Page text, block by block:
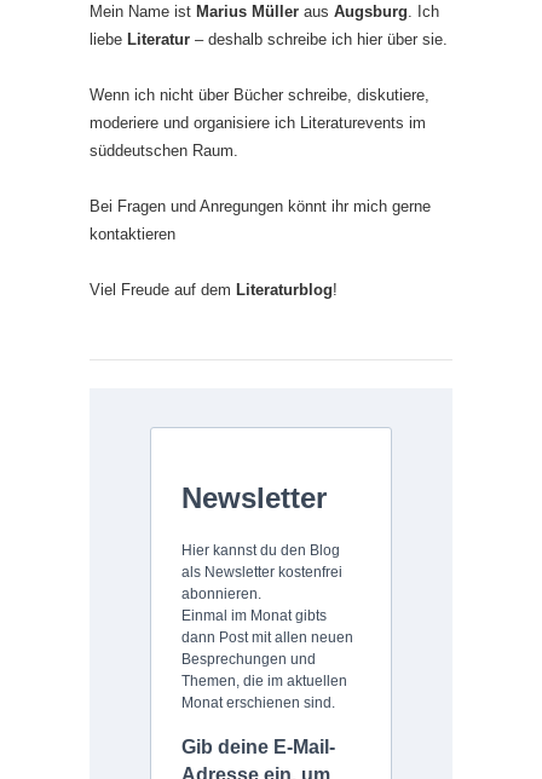
Mein Name ist Marius Müller aus Augsburg . Ich
liebe Literatur – deshalb schreibe ich hier über sie.
Wenn ich nicht über Bücher schreibe, diskutiere,
moderiere und organisiere ich Literaturevents im
süddeutschen Raum.
Bei Fragen und Anregungen könnt ihr mich gerne
kontaktieren
Viel Freude auf dem Literaturblog!
Newsletter
Hier kannst du den Blog
als Newsletter kostenfrei
abonnieren.
Einmal im Monat gibts
dann Post mit allen neuen
Besprechungen und
Themen, die im aktuellen
Monat erschienen sind.
Gib deine E-Mail-
Adresse ein, um